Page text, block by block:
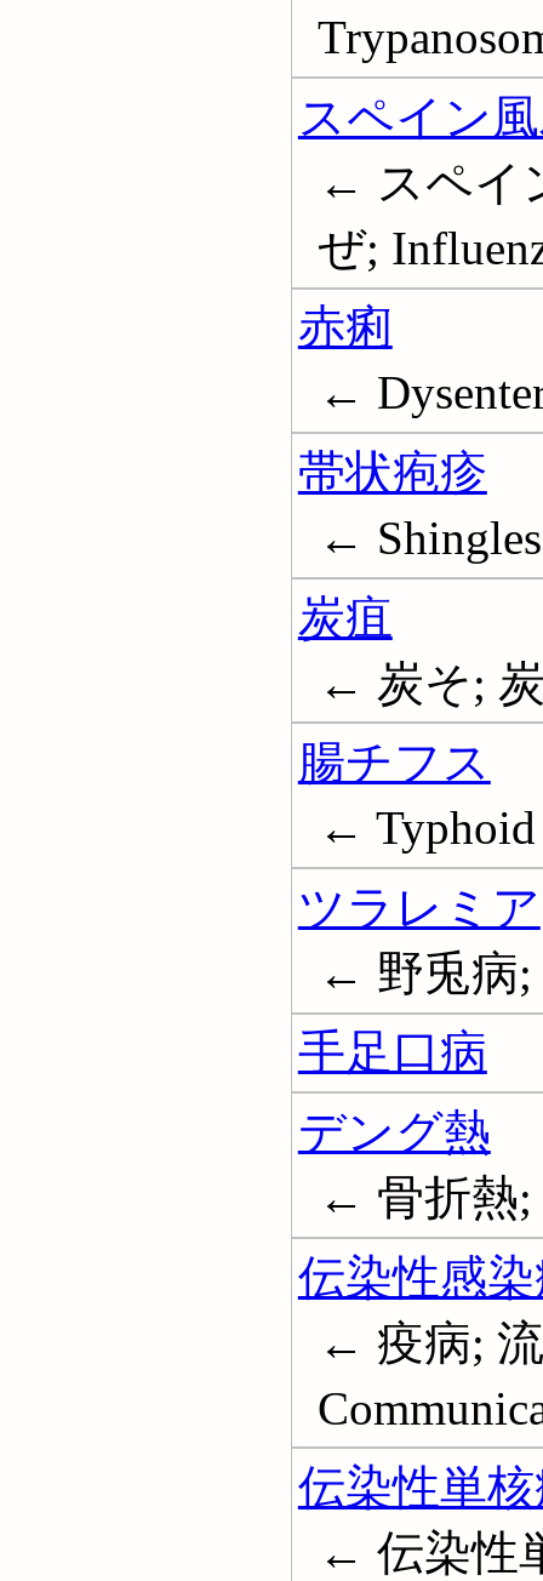
スペイン
← スペイ
ぜ;
赤痢
←
帯状疱疹
←
炭疽
← 炭そ;
腸チフス
← Typhoid
ツラレミア
← 野兎病;
手足口病
デング熱
← 骨折熱;
伝染性感
← 疫病;
伝染性単
← 伝染性